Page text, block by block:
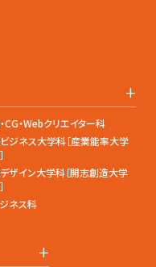
+
CG・Webクリエイター科
ジネス大学科［産業能率大学
ザイン大学科［開志創造大学
ネス科
+